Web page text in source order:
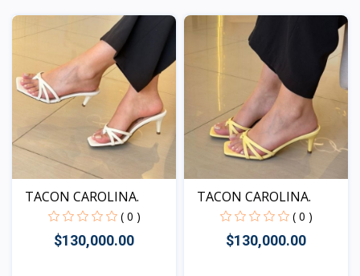
Vista
TACON CAROLINA.
( 0 )
$130,000.00
TACON CAROLINA.
( 0 )
$130,000.00